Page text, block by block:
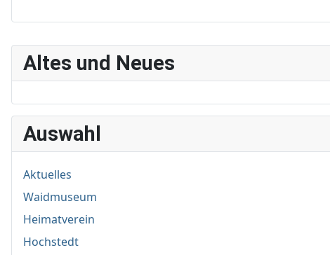
Altes und Neues
Auswahl
Aktuelles
Waidmuseum
Heimatverein
Hochstedt